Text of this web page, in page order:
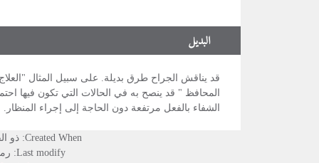
البديل
قد يناقش الجراح طرق بديلة. على سبيل المثال
المحافظ " قد ينصح به في الحالات التي تكون فيها
الشفاء بالفعل مرتفعة دون الحاجة إلى إجراء المنظار.
Created When: ذو القعدة 09, 1435
Last modify: رمضان 09, 1440